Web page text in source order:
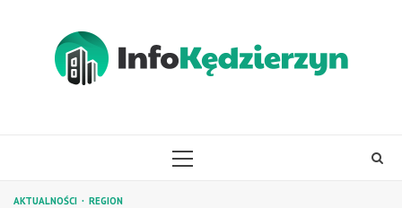
PRIMARY
AKTUALNOŚCI REGION